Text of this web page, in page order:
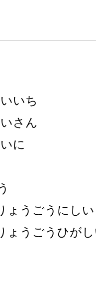
いち
さん
に
ょうごうにし
ょうごうひが